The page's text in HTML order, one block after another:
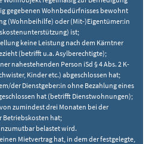
gegebenen Wohnbedürfnisses bewohnt
(Wohnbeihilfe) oder (Mit-)Eigentümer:in
ist;
keine Leistung nach dem Kärntner
(betrifft u.a. Asylberechtigte);
nahestehenden Person iSd § 4 Abs. 2 K-
Kinder etc.) abgeschlossen hat;
der Dienstgeber:in ohne Bezahlung eines
hat (betrifft Dienstwohnungen);
zumindest drei Monaten bei der
Betriebskosten hat;
belastet wird.
Mietvertrag hat, in dem der festgelegte,